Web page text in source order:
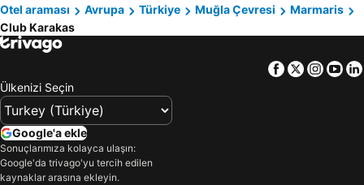
Otel araması
Avrupa Türkiye Muğla Çevresi
Marmaris
Club Karakas
Facebook
Twitter
Ülkenizi Seçin
Google'a ekle
Sonuçlarımıza kolayca ulaşın:
Google'da trivago'yu tercih edilen
kaynaklar arasına ekleyin.